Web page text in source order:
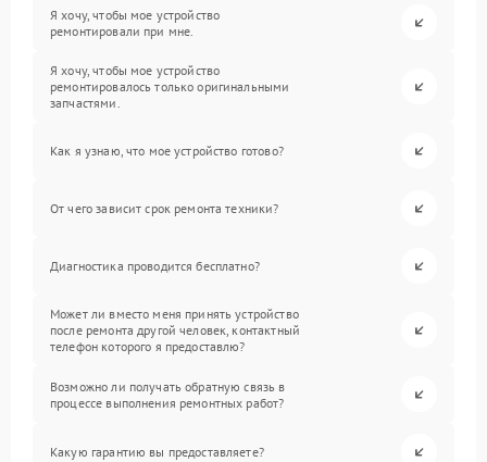
Я хочу, чтобы мое устройство
ремонтировали при мне.
Я хочу, чтобы мое устройство
ремонтировалось только оригинальными
запчастями.
Как я узнаю, что мое устройство готово?
От чего зависит срок ремонта техники?
Диагностика проводится бесплатно?
Может ли вместо меня принять устройство
после ремонта другой человек, контактный
телефон которого я предоставлю?
Возможно ли получать обратную связь в
процессе выполнения ремонтных работ?
Какую гарантию вы предоставляете?